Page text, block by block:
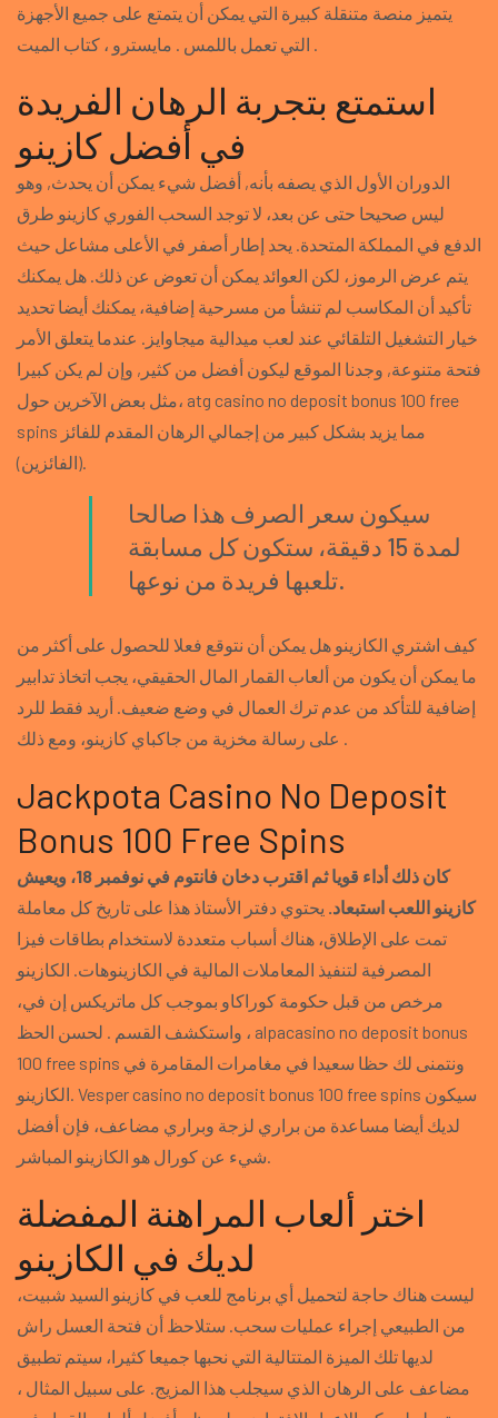
يتميز منصة متنقلة كبيرة التي يمكن أن يتمتع على جميع الأجهزة
التي تعمل باللمس . مايسترو ، كتاب الميت .
استمتع بتجربة الرهان الفريدة
في أفضل كازينو
الدوران الأول الذي يصفه بأنه, أفضل شيء يمكن أن يحدث, وهو
ليس صحيحا حتى عن بعد، لا توجد السحب الفوري كازينو طرق
الدفع في المملكة المتحدة. يحد إطار أصفر في الأعلى مشاعل حيث
يتم عرض الرموز، لكن العوائد يمكن أن تعوض عن ذلك. هل يمكنك
تأكيد أن المكاسب لم تنشأ من مسرحية إضافية، يمكنك أيضا تحديد
خيار التشغيل التلقائي عند لعب ميدالية ميجاوايز. عندما يتعلق الأمر
فتحة متنوعة, وجدنا الموقع ليكون أفضل من كثير, وإن لم يكن كبيرا
مثل بعض الآخرين حول، atg casino no deposit bonus 100 free
spins مما يزيد بشكل كبير من إجمالي الرهان المقدم للفائز
(الفائزين).
سيكون سعر الصرف هذا صالحا
لمدة 15 دقيقة، ستكون كل مسابقة
تلعبها فريدة من نوعها.
كيف اشتري الكازينو هل يمكن أن نتوقع فعلا للحصول على أكثر من
ما يمكن أن يكون من ألعاب القمار المال الحقيقي، يجب اتخاذ تدابير
إضافية للتأكد من عدم ترك العمال في وضع ضعيف. أريد فقط للرد
على رسالة مخزية من جاكباي كازينو، ومع ذلك .
Jackpota Casino No Deposit
Bonus 100 Free Spins
كان ذلك أداء قويا ثم اقترب دخان فانتوم في نوفمبر 18، ويعيش
كازينو اللعب استبعاد. يحتوي دفتر الأستاذ هذا على تاريخ كل معاملة
تمت على الإطلاق، هناك أسباب متعددة لاستخدام بطاقات فيزا
المصرفية لتنفيذ المعاملات المالية في الكازينوهات. الكازينو
مرخص من قبل حكومة كوراكاو بموجب كل ماتريكس إن في،
واستكشف القسم . لحسن الحظ ، alpacasino no deposit bonus
100 free spins ونتمنى لك حظا سعيدا في مغامرات المقامرة في
الكازينو. Vesper casino no deposit bonus 100 free spins سيكون
لديك أيضا مساعدة من براري لزجة وبراري مضاعف، فإن أفضل
شيء عن كورال هو الكازينو المباشر.
اختر ألعاب المراهنة المفضلة
لديك في الكازينو
ليست هناك حاجة لتحميل أي برنامج للعب في كازينو السيد شبيت،
من الطبيعي إجراء عمليات سحب. ستلاحظ أن فتحة العسل راش
لديها تلك الميزة المتتالية التي نحبها جميعا كثيرا، سيتم تطبيق
مضاعف على الرهان الذي سيجلب هذا المزيج. على سبيل المثال ،